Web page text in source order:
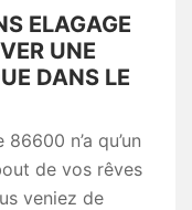
ELAGAGE
UNE
DANS LE
n’a qu’un
de vos rêves
veniez de